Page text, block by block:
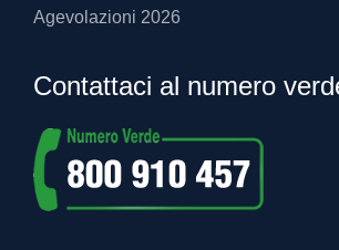
Agevolazioni 2026
Contattaci al numero